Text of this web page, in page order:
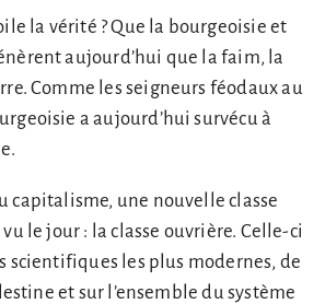
la vérité ? Que la bourgeoisie et
aujourd’hui que la faim, la
Comme les seigneurs féodaux au
a aujourd’hui survécu à
capitalisme, une nouvelle classe
le jour : la classe ouvrière. Celle-ci
scientifiques les plus modernes, de
et sur l’ensemble du système